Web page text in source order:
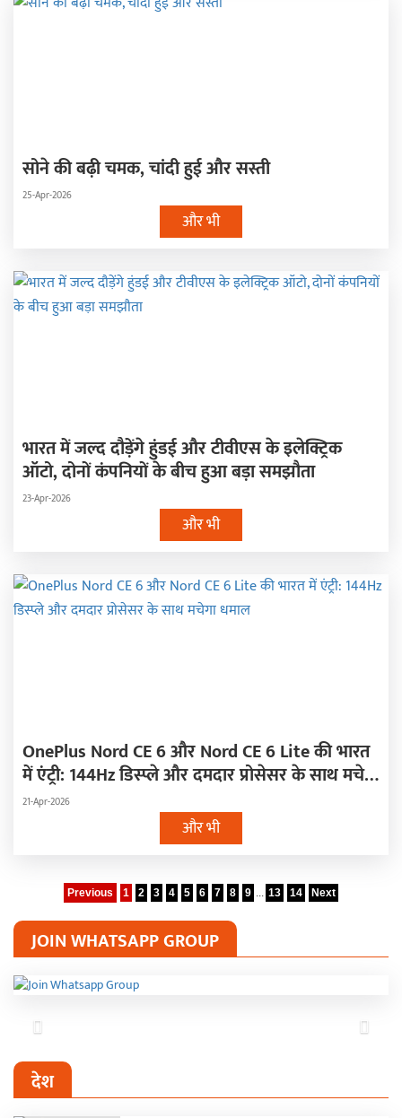
सोने की बढ़ी चमक, चांदी हुई और सस्ती
25-Apr-2026
और भी
भारत में जल्द दौड़ेंगे हुंडई और टीवीएस के इलेक्ट्रिक
ऑटो, दोनों कंपनियों के बीच हुआ बड़ा समझौता
23-Apr-2026
और भी
OnePlus Nord CE 6 और Nord CE 6 Lite की भारत
में एंट्री: 144Hz डिस्प्ले और दमदार प्रोसेसर के साथ मचेगा
धमाल
21-Apr-2026
और भी
Previous 1 2 3 4 5 6 7 8 9 ... 13 14 Next
JOIN WHATSAPP GROUP
Previous
Next
देश